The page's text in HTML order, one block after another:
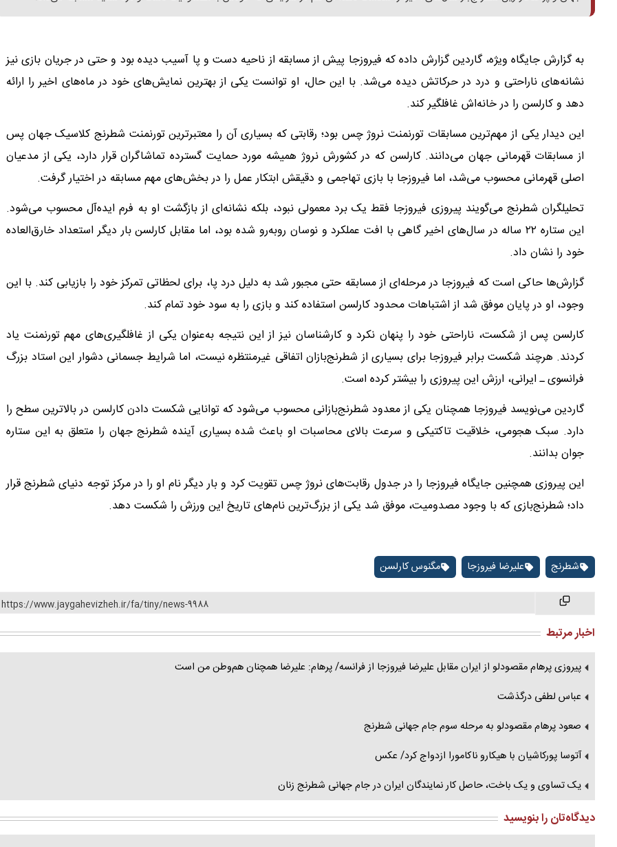
به گزارش جایگاه ویژه، گاردین گزارش داده که فیروزجا پیش از مسابقه از ناحیه دست و پا آسیب دیده بود و حتی در جریان بازی نیز
نشانه‌های ناراحتی و درد در حرکاتش دیده می‌شد. با این حال، او توانست یکی از بهترین نمایش‌های خود در ماه‌های اخیر را ارائه
دهد و کارلسن را در خانه‌اش غافلگیر کند.
این دیدار یکی از مهم‌ترین مسابقات تورنمنت نروژ چس بود؛ رقابتی که بسیاری آن را معتبرترین تورنمنت شطرنج کلاسیک جهان پس
از مسابقات قهرمانی جهان می‌دانند. کارلسن که در کشورش نروژ همیشه مورد حمایت گسترده تماشاگران قرار دارد، یکی از مدعیان
اصلی قهرمانی محسوب می‌شد، اما فیروزجا با بازی تهاجمی و دقیقش ابتکار عمل را در بخش‌های مهم مسابقه در اختیار گرفت.
تحلیلگران شطرنج می‌گویند پیروزی فیروزجا فقط یک برد معمولی نبود، بلکه نشانه‌ای از بازگشت او به فرم ایده‌آل محسوب می‌شود.
این ستاره ۲۲ ساله در سال‌های اخیر گاهی با افت عملکرد و نوسان روبه‌رو شده بود، اما مقابل کارلسن بار دیگر استعداد خارق‌العاده
خود را نشان داد.
گزارش‌ها حاکی است که فیروزجا در مرحله‌ای از مسابقه حتی مجبور شد به دلیل درد پا، برای لحظاتی تمرکز خود را بازیابی کند. با این
وجود، او در پایان موفق شد از اشتباهات محدود کارلسن استفاده کند و بازی را به سود خود تمام کند.
کارلسن پس از شکست، ناراحتی خود را پنهان نکرد و کارشناسان نیز از این نتیجه به‌عنوان یکی از غافلگیری‌های مهم تورنمنت یاد
کردند. هرچند شکست برابر فیروزجا برای بسیاری از شطرنج‌بازان اتفاقی غیرمنتظره نیست، اما شرایط جسمانی دشوار این استاد بزرگ
فرانسوی ـ ایرانی، ارزش این پیروزی را بیشتر کرده است.
گاردین می‌نویسد فیروزجا همچنان یکی از معدود شطرنج‌بازانی محسوب می‌شود که توانایی شکست دادن کارلسن در بالاترین سطح را
دارد. سبک هجومی، خلاقیت تاکتیکی و سرعت بالای محاسبات او باعث شده بسیاری آینده شطرنج جهان را متعلق به این ستاره
جوان بدانند.
این پیروزی همچنین جایگاه فیروزجا را در جدول رقابت‌های نروژ چس تقویت کرد و بار دیگر نام او را در مرکز توجه دنیای شطرنج قرار
داد؛ شطرنج‌بازی که با وجود مصدومیت، موفق شد یکی از بزرگ‌ترین نام‌های تاریخ این ورزش را شکست دهد.
شطرنج علیرضا فیروزجا مگنوس کارلسن
https://www.jaygahevizheh.ir/fa/tiny/news-9988
اخبار مرتبط
پیروزی پرهام مقصودلو از ایران مقابل علیرضا فیروزجا از فرانسه/ پرهام: علیرضا همچنان هم‌وطن من است
عباس لطفی درگذشت
صعود پرهام مقصودلو به مرحله سوم جام جهانی شطرنج
آتوسا پورکاشیان با هیکارو ناکامورا ازدواج کرد/ عکس
یک تساوی و یک باخت، حاصل کار نمایندگان ایران در جام جهانی شطرنج زنان
دیدگاه‌تان را بنویسید